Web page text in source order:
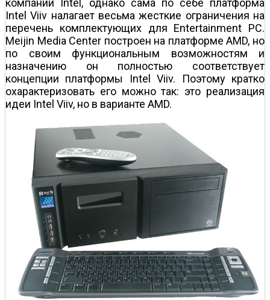
компании Intel, однако сама по себе платформа
Intel Viiv налагает весьма жесткие ограничения на
перечень комплектующих для Entertainment PC.
Meijin Media Center построен на платформе AMD, но
по своим функциональным возможностям и
назначению он полностью соответствует
концепции платформы Intel Viiv. Поэтому кратко
охарактеризовать его можно так: это реализация
идеи Intel Viiv, но в варианте AMD.